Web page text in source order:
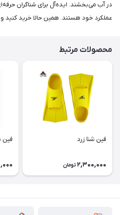
در آب می‌بخشند. ایده‌آل برای شناگران
عملکرد خود هستند. همین حالا خرید کنید
محصولات مرتبط
فین شنا زرد
2,300,000 تومان
فین